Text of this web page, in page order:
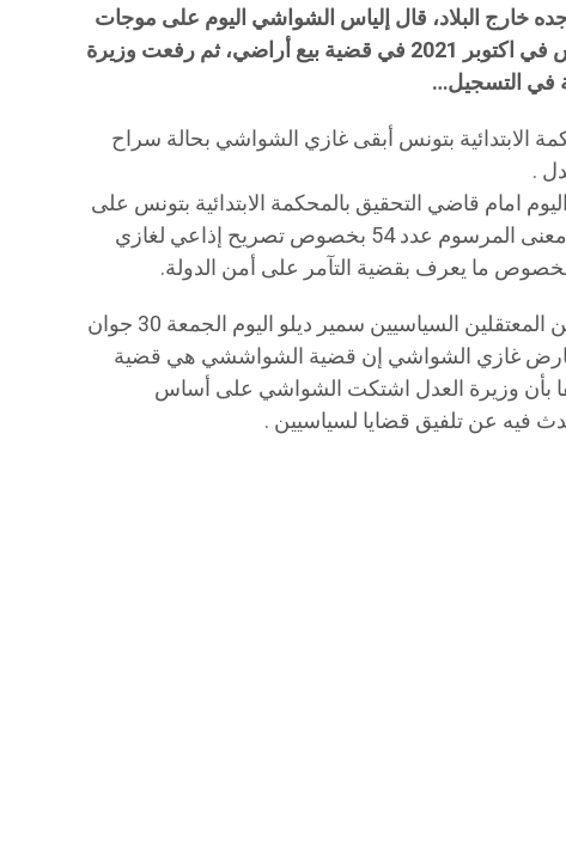
خارج البلاد، قال إلياس الشواشي اليوم على موجات
الديوان اف ام أن والده اتهمه الرئيس في اكتوبر 2021 في قضية بيع أراضي، ثم رفعت وزيرة
في التسجيل…
قاضي التحقيق 18 بالمحكمة الابتدائية بتونس أبقى غازي الشواشي بحالة سراح
.
امام قاضي التحقيق بالمحكمة الابتدائية بتونس على
خلفية شكاية من وزيرة العدل على معنى المرسوم عدد 54 بخصوص تصريح إذاعي لغازي
ما يعرف بقضية التآمر على أمن الدولة.
و من جهته، قال عضو هيئة الدفاع عن المعتقلين السياسيين سمير ديلو اليوم الجمعة 30 جوان
غازي الشواشي إن قضية الشواششي هي قضية
بأن وزيرة العدل اشتكت الشواشي على أساس